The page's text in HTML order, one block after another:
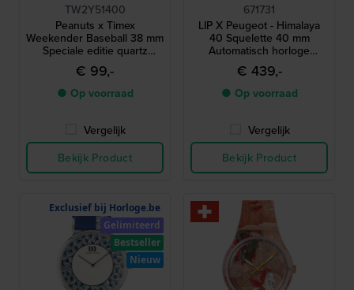
TW2Y51400
Peanuts x Timex
Weekender Baseball 38 mm
Speciale editie quartz
horloge met Snoopy
wijzerplaat
€ 99,-
● Op voorraad
Vergelijk
Bekijk Product
671731
LIP X Peugeot - Himalaya
40 Squelette 40 mm
Automatisch horloge
ontworpen in
samenwerking met Peugeot
Motocycles
€ 439,-
● Op voorraad
Vergelijk
Bekijk Product
Exclusief bij Horloge.be
Gelimiteerd
Bestseller
Nieuw